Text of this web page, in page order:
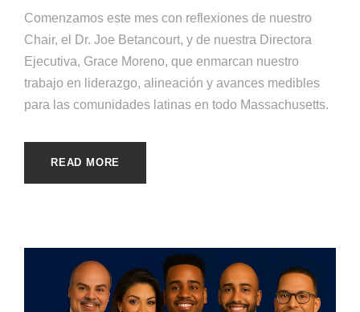
Comenzamos este mes con reflexiones de nuestro
Chair, el Dr. Joe Betancourt, y de nuestra Directora
Ejecutiva, Grace Moreno, que enmarcan nuestro
trabajo en liderazgo, alineación y avances medibles
para las comunidades latinas en todo Massachusetts.
READ MORE